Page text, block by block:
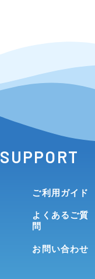
SUPPORT
ご利用ガイド
よくあるご質
問
お問い合わせ